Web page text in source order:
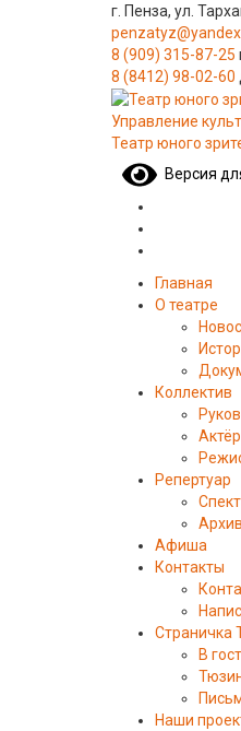
г. Пенза, ул.
8 (909) 315-87-25
8 (8412) 98-02-60
Управление
Театр юного
Версия
Главная
О театре
Коллектив
Репертуар
Архив
Афиша
Контакты
Страничка
В
Наши